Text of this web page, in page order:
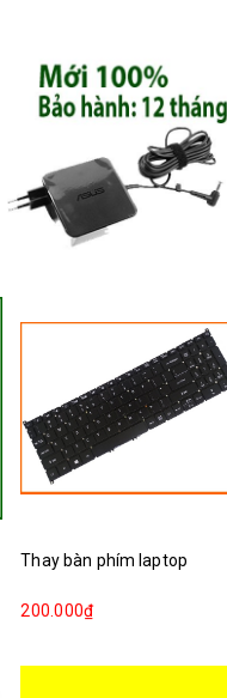
Thay bàn phím laptop
200.000₫